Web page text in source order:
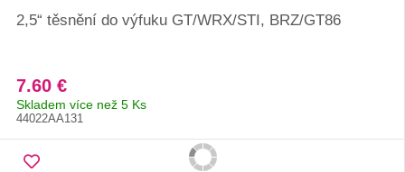
2,5“ těsnění do výfuku GT/WRX/STI, BRZ/GT86
7.60 €
Skladem více než 5 Ks
44022AA131